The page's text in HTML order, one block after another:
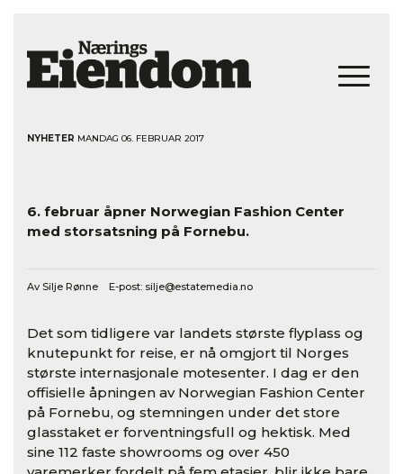
NYHETER MANDAG 06. FEBRUAR 2017
6. februar åpner Norwegian Fashion Center
med storsatsning på Fornebu.
Av Silje Rønne E-post: silje@estatemedia.no
Det som tidligere var landets største flyplass og
knutepunkt for reise, er nå omgjort til Norges
største internasjonale motesenter. I dag er den
offisielle åpningen av Norwegian Fashion Center
på Fornebu, og stemningen under det store
glasstaket er forventningsfull og hektisk. Med
sine 112 faste showrooms og over 450